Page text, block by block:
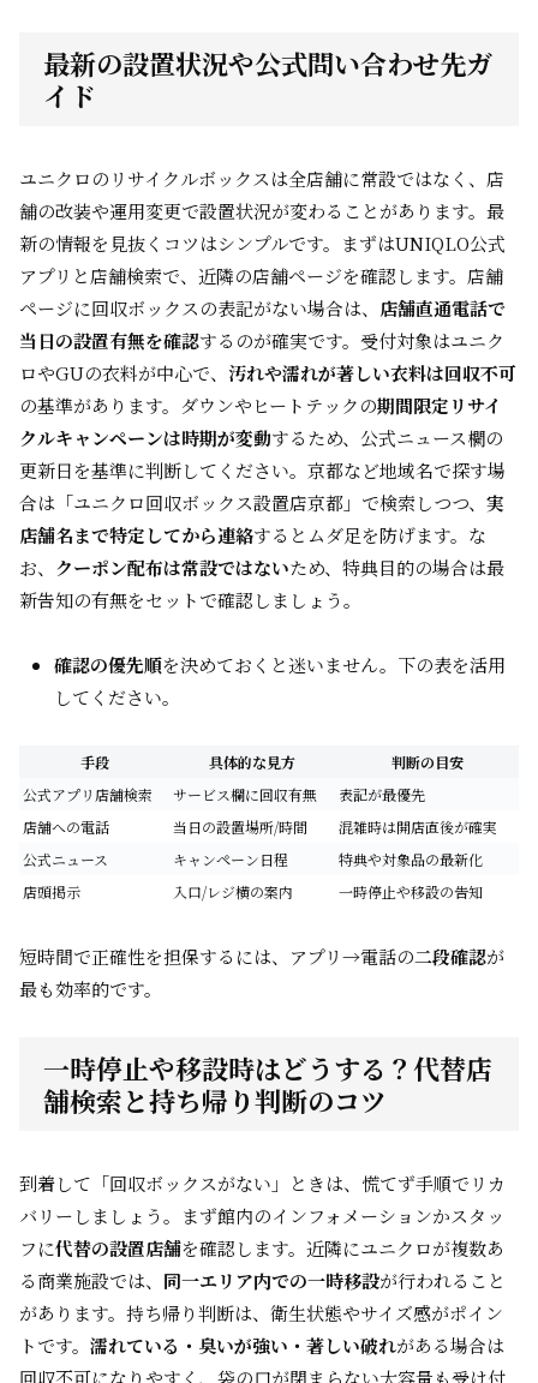
最新の設置状況や公式問い合わせ先ガ
イド
ユニクロのリサイクルボックスは全店舗に常設ではなく、店
舗の改装や運用変更で設置状況が変わることがあります。最
新の情報を見抜くコツはシンプルです。まずはUNIQLO公式
アプリと店舗検索で、近隣の店舗ページを確認します。店舗
ページに回収ボックスの表記がない場合は、 店舗直通電話で
当日の設置有無を確認するのが確実です。受付対象はユニク
ロやGUの衣料が中心で、 汚れや濡れが著しい衣料は回収不可
の基準があります。ダウンやヒートテックの期間限定リサイ
クルキャンペーンは時期が変動するため、公式ニュース欄の
更新日を基準に判断してください。京都など地域名で探す場
合は「ユニクロ回収ボックス設置店京都」で検索しつつ、 実
店舗名まで特定してから連絡するとムダ足を防げます。な
お、 クーポン配布は常設ではないため、特典目的の場合は最
新告知の有無をセットで確認しましょう。
確認の優先順を決めておくと迷いません。下の表を活用
してください。
手段 具体的な見方
判断の目安
公式アプリ店舗検索
サービス欄に回収有無
表記が最優先
店舗への電話
当日の設置場所/時間
混雑時は開店直後が確実
公式ニュース
キャンペーン日程
特典や対象品の最新化
店頭掲示
入口/レジ横の案内 一時停止や移設の告知
短時間で正確性を担保するには、アプリ→電話の二段確認が
最も効率的です。
一時停止や移設時はどうする？代替店
舗検索と持ち帰り判断のコツ
到着して「回収ボックスがない」ときは、慌てず手順でリカ
バリーしましょう。まず館内のインフォメーションかスタッ
フに代替の設置店舗を確認します。近隣にユニクロが複数あ
る商業施設では、 同一エリア内での一時移設が行われること
があります。持ち帰り判断は、衛生状態やサイズ感がポイン
トです。 濡れている・臭いが強い・著しい破れがある場合は
回収不可になりやすく、袋の口が閉まらない大容量も受け付